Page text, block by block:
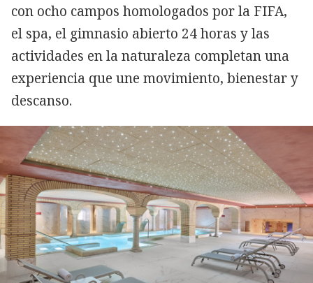
con ocho campos homologados por la FIFA,
el spa, el gimnasio abierto 24 horas y las
actividades en la naturaleza completan una
experiencia que une movimiento, bienestar y
descanso.